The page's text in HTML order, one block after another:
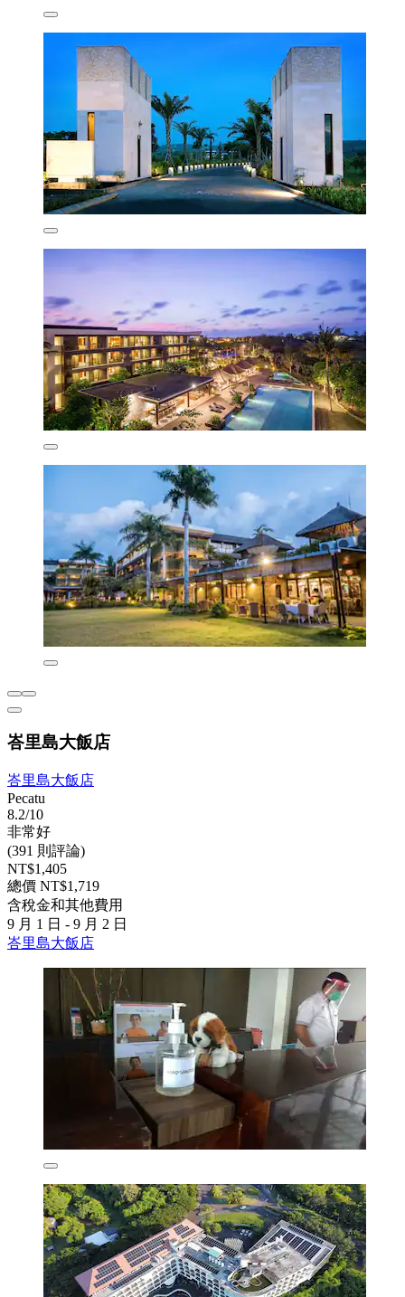
峇里島大飯店
峇里島大飯店
Pecatu
8.2/10
非常好
(391 則評論)
NT$1,405
總價 NT$1,719
含稅金和其他費用
9 月 1 日 - 9 月 2 日
峇里島大飯店